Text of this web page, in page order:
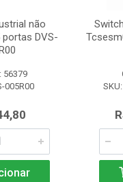
não
portas DVS-
56379
005R00